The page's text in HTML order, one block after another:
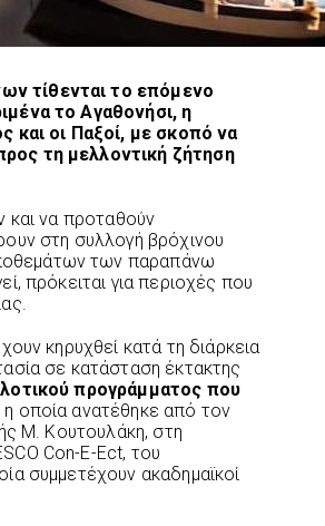
τίθενται το επόμενο
το Αγαθονήσι, η
και οι Παξοί, με σκοπό να
τη μελλοντική ζήτηση
και να προταθούν
στη συλλογή βρόχινου
των παραπάνω
πρόκειται για περιοχές που
κηρυχθεί κατά τη διάρκεια
σε κατάσταση έκτακτης
προγράμματος που
η οποία ανατέθηκε από τον
Μ. Κουτουλάκη, στη
Con-E-Ect, του
συμμετέχουν ακαδημαϊκοί